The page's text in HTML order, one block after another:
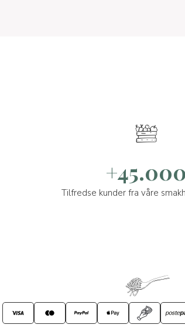
+45.000
Tilfredse kunder fra våre